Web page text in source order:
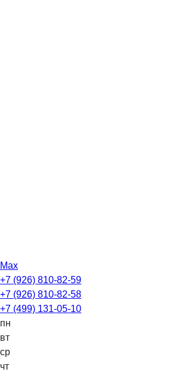
Max
+7 (926) 810-82-59
+7 (926) 810-82-58
+7 (499) 131-05-10
пн
вт
ср
чт